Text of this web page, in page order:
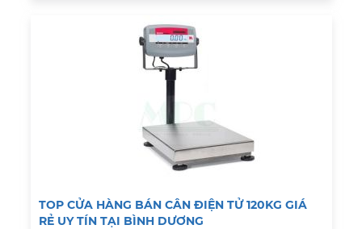
TOP CỬA HÀNG BÁN CÂN ĐIỆN TỬ 120KG GIÁ
RẺ UY TÍN TẠI BÌNH DƯƠNG